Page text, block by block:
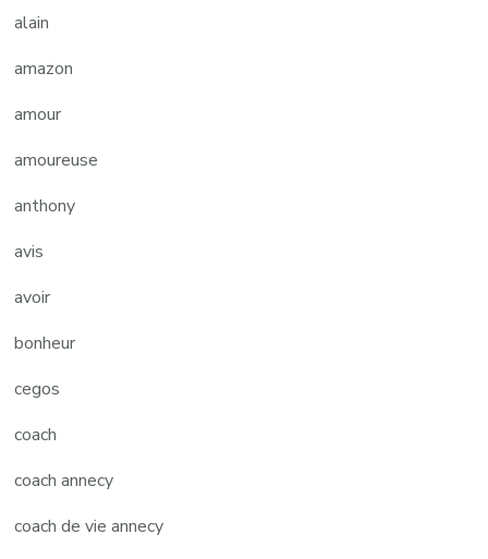
alain
amazon
amour
amoureuse
anthony
avis
avoir
bonheur
cegos
coach
coach annecy
coach de vie annecy